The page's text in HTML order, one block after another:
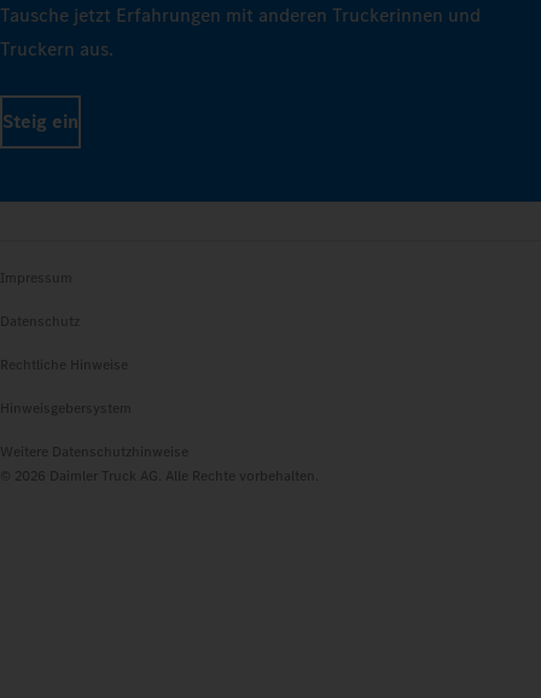
Tausche jetzt Erfahrungen mit anderen Truckerinnen und
Truckern aus.
Steig ein
Impressum
Datenschutz
Rechtliche Hinweise
Hinweisgebersystem
Weitere Datenschutzhinweise
© 2026 Daimler Truck AG. Alle Rechte vorbehalten.